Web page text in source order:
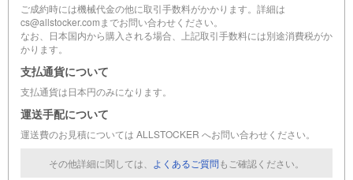
ご成約時には機械代金の他に取引手数料がかかります。詳細は
cs@allstocker.comまでお問い合わせください。
なお、日本国内から購入される場合、上記取引手数料には別途消費税がか
かります。
支払通貨について
支払通貨は日本円のみになります。
運送手配について
運送費のお見積については ALLSTOCKER へお問い合わせください。
その他詳細に関しては、 よくあるご質問もご確認ください。